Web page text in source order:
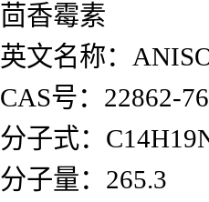
茴香霉素
英文名称：
CAS号：22862-
分子式：
分子量：265.3